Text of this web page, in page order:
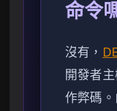
命令
沒有，
開發者
作弊碼